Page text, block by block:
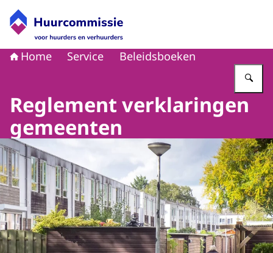
Naar de homepage van Huurcommissie
Home Service Beleidsboeken
Reglement verklaringen
gemeenten